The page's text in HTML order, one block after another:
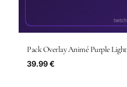
Pack Overlay Animé Purple Light
39.99 €